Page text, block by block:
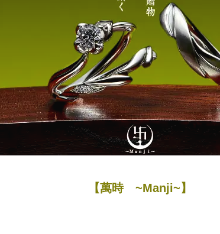
【萬時 ~Manji~】